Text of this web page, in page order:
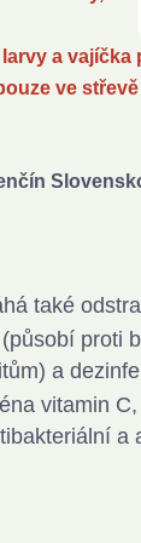
a
ve
také
proti
a
vitamin
a